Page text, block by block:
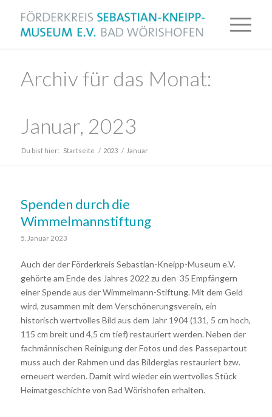
Archiv für das Monat:
Januar, 2023
Du bist hier: Startseite / 2023 / Januar
Spenden durch die
Wimmelmannstiftung
5. Januar 2023
Auch der der Förderkreis Sebastian-Kneipp-Museum e.V.
gehörte am Ende des Jahres 2022 zu den 35 Empfängern
einer Spende aus der Wimmelmann-Stiftung. Mit dem Geld
wird, zusammen mit dem Verschönerungsverein, ein
historisch wertvolles Bild aus dem Jahr 1904 (131, 5 cm hoch,
115 cm breit und 4,5 cm tief) restauriert werden. Neben der
fachmännischen Reinigung der Fotos und des Passepartout
muss auch der Rahmen und das Bilderglas restauriert bzw.
erneuert werden. Damit wird wieder ein wertvolles Stück
Heimatgeschichte von Bad Wörishofen erhalten.